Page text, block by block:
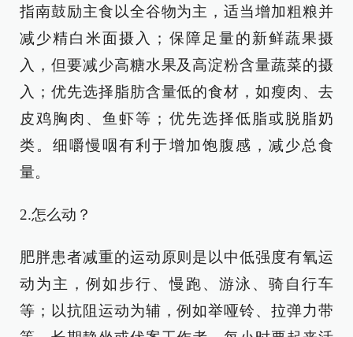
指南鼓励主食以全谷物为主，适当增加粗粮并
减少精白米面摄入；保障足量的新鲜蔬果摄
入，但要减少高糖水果及高淀粉含量蔬菜的摄
入；优先选择脂肪含量低的食材，如瘦肉、去
皮鸡胸肉、鱼虾等；优先选择低脂或脱脂奶
类。细嚼慢咽有利于增加饱腹感，减少总食
量。
2.怎么动？
肥胖患者减重的运动原则是以中低强度有氧运
动为主，例如步行、慢跑、游泳、骑自行车
等；以抗阻运动为辅，例如举哑铃、拉弹力带